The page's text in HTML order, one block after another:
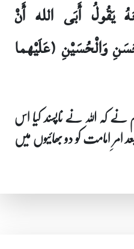
يَقُولُ أَبَى الله أَنْ
وَالْحُسَيْنِ (عَلَيْهما
نے کہ اللہ نے ناپسند کیا اس
امامت کو دو بھائیوں میں